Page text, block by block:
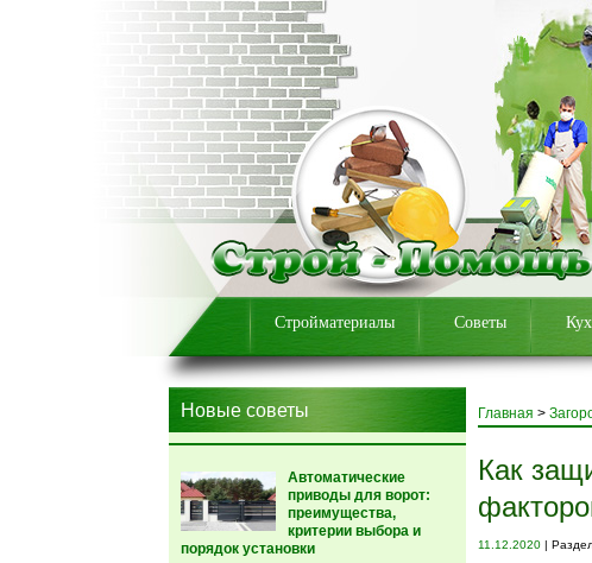
Стройматериалы Советы
Новые советы
Автоматические
приводы для ворот:
преимущества,
критерии выбора и
порядок установки
Главная >
Как
11.12.2020 |